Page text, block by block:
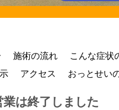
施術の流れ こんな症状
アクセス おっとせい
業は終了しました